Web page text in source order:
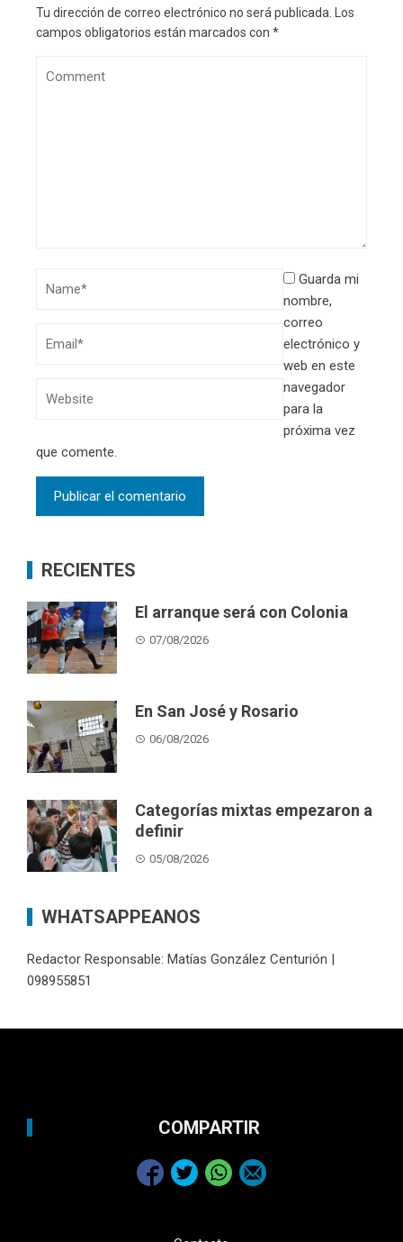
Tu dirección de correo electrónico no será publicada.
Los
campos obligatorios están marcados con *
Guarda mi
nombre,
correo
electrónico y
web en este
navegador
para la
próxima vez
que comente.
RECIENTES
El arranque será con Colonia
07/08/2026
En San José y Rosario
06/08/2026
Categorías mixtas empezaron a
definir
05/08/2026
WHATSAPPEANOS
Redactor Responsable: Matías González Centurión |
098955851
COMPARTIR